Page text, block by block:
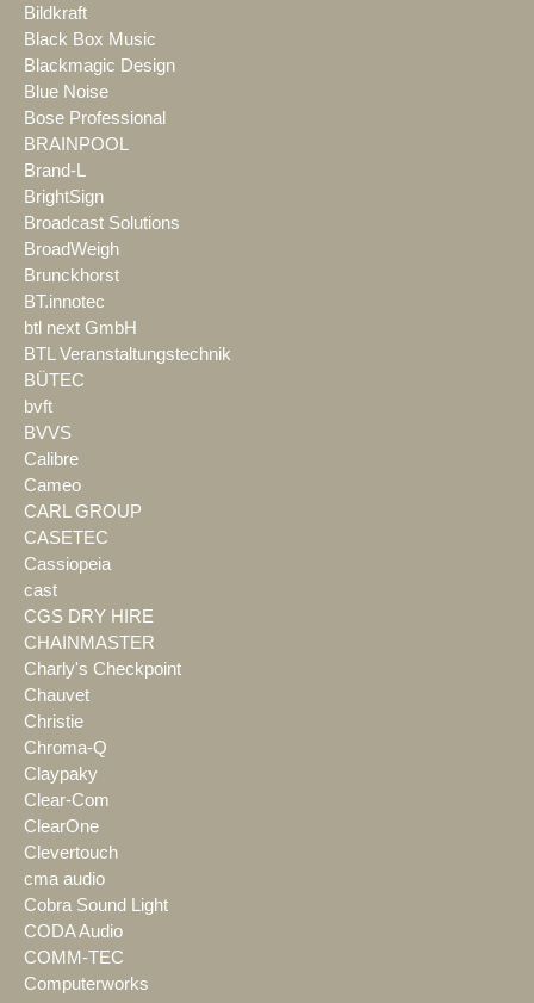
Bildkraft
Black Box Music
Blackmagic Design
Blue Noise
Bose Professional
BRAINPOOL
Brand-L
BrightSign
Broadcast Solutions
BroadWeigh
Brunckhorst
BT.innotec
btl next GmbH
BTL Veranstaltungstechnik
BÜTEC
bvft
BVVS
Calibre
Cameo
CARL GROUP
CASETEC
Cassiopeia
cast
CGS DRY HIRE
CHAINMASTER
Charly's Checkpoint
Chauvet
Christie
Chroma-Q
Claypaky
Clear-Com
ClearOne
Clevertouch
cma audio
Cobra Sound Light
CODA Audio
COMM-TEC
Computerworks